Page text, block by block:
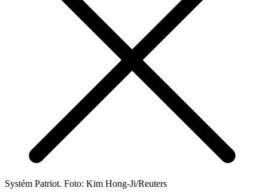
Systém Patriot. Foto: Kim Hong-Ji/Reuters